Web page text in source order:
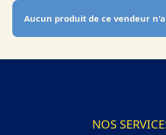
Aucun produit de ce vendeur
NOS